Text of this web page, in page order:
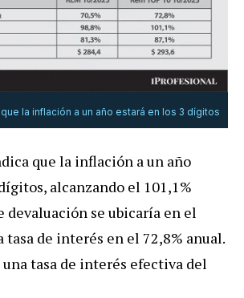
la inflación a un año estará en los 3 dígitos
que la inflación a un año
alcanzando el 101,1%
devaluación se ubicaría en el
tasa de interés en el 72,8% anual.
tasa de interés efectiva del